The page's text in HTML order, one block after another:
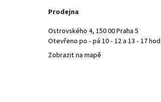
Prodejna
Ostrovského 4, 150 00 Praha 5
Otevřeno po - pá 10 - 12 a 13 - 17 hod
Zobrazit na mapě